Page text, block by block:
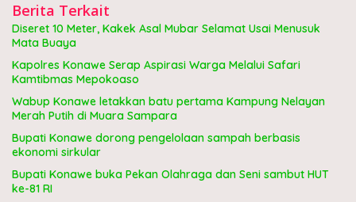
Berita Terkait
Diseret 10 Meter, Kakek Asal Mubar Selamat Usai Menusuk
Mata Buaya
Kapolres Konawe Serap Aspirasi Warga Melalui Safari
Kamtibmas Mepokoaso
Wabup Konawe letakkan batu pertama Kampung Nelayan
Merah Putih di Muara Sampara
Bupati Konawe dorong pengelolaan sampah berbasis
ekonomi sirkular
Bupati Konawe buka Pekan Olahraga dan Seni sambut HUT
ke-81 RI